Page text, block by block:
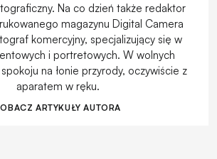
Na co dzień także redaktor
magazynu Digital Camera
komercyjny, specjalizujący się w
i portretowych. W wolnych
na łonie przyrody, oczywiście z
aparatem w ręku.
ARTYKUŁY AUTORA